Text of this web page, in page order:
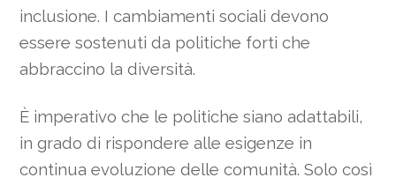
inclusione. I cambiamenti sociali devono
essere sostenuti da politiche forti che
abbraccino la diversità.
È imperativo che le politiche siano adattabili,
in grado di rispondere alle esigenze in
continua evoluzione delle comunità. Solo così